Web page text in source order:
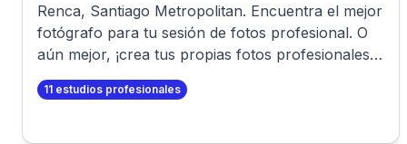
Renca, Santiago Metropolitan. Encuentra el mejor
fotógrafo para tu sesión de fotos profesional. O
aún mejor, ¡crea tus propias fotos profesionales
en minutos!
11 estudios profesionales